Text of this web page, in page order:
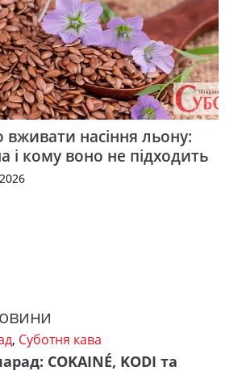
насіння льону:
і кому воно не підходить
, Суботня кава
COKAINÉ, KODI та